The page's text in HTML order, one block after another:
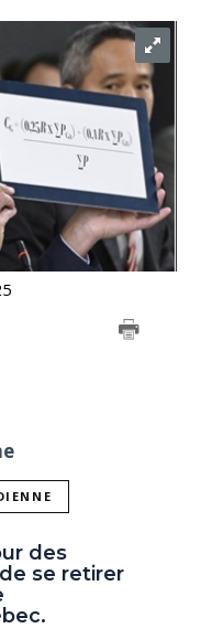
des
se retirer